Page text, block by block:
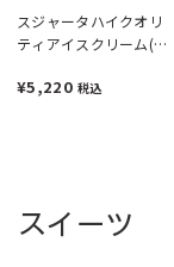
スジャータハイクオリ
ティアイスクリーム(12
※月曜不可》
¥5,220 税込
スイーツ